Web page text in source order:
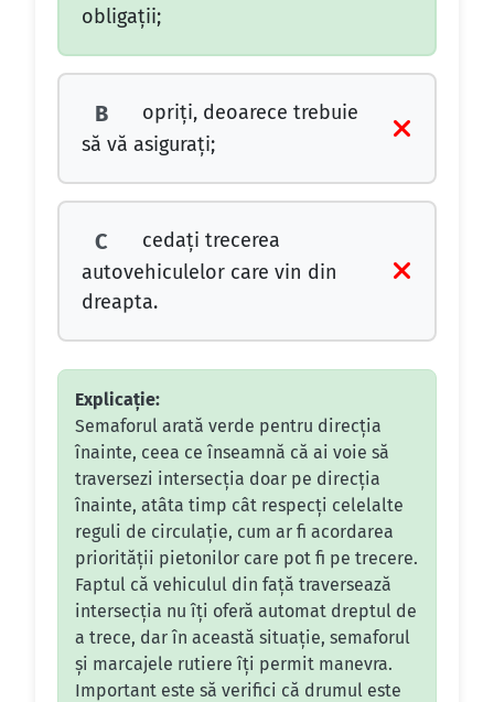
obligaţii;
B
opriţi, deoarece trebuie
să vă asiguraţi;
C
cedaţi trecerea
autovehiculelor care vin din
dreapta.
Explicație:
Semaforul arată verde pentru direcția
înainte, ceea ce înseamnă că ai voie să
traversezi intersecția doar pe direcția
înainte, atâta timp cât respecți celelalte
reguli de circulație, cum ar fi acordarea
priorității pietonilor care pot fi pe trecere.
Faptul că vehiculul din față traversează
intersecția nu îți oferă automat dreptul de
a trece, dar în această situație, semaforul
și marcajele rutiere îți permit manevra.
Important este să verifici că drumul este